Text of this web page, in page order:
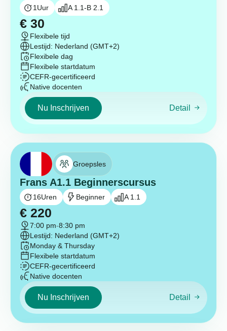
1 Uur A 1.1-B 2.1
€ 30
Flexibele tijd
Lestijd: Nederland (GMT+2)
Flexibele dag
Flexibele startdatum
CEFR-gecertificeerd
Native docenten
Nu Inschrijven Detail
Groepsles
Frans A1.1 Beginnerscursus
16Uren Beginner A 1.1
€ 220
7:00 pm-8:30 pm
Lestijd: Nederland (GMT+2)
Monday & Thursday
Flexibele startdatum
CEFR-gecertificeerd
Native docenten
Nu Inschrijven Detail